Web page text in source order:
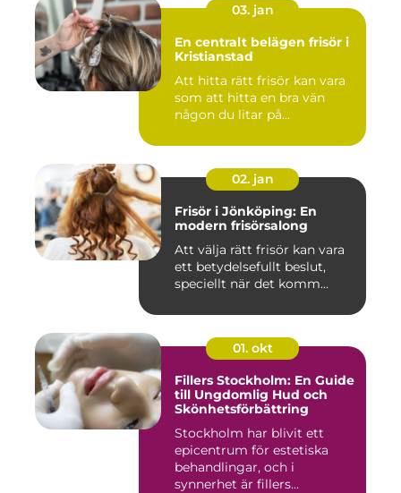
03. jan
En centralt belägen frisör i
Kristianstad
Att hitta rätt frisör kan vara
som att hitta en bra vän
någon du litar på...
02. jan
Frisör i Jönköping: En
modern frisörsalong
Att välja rätt frisör kan vara
ett betydelsefullt beslut,
speciellt när det komm...
01. okt
Fillers Stockholm: En Guide
till Ungdomlig Hud och
Skönhetsförbättring
Stockholm har blivit ett
epicentrum för estetiska
behandlingar, och i
synnerhet är fillers...